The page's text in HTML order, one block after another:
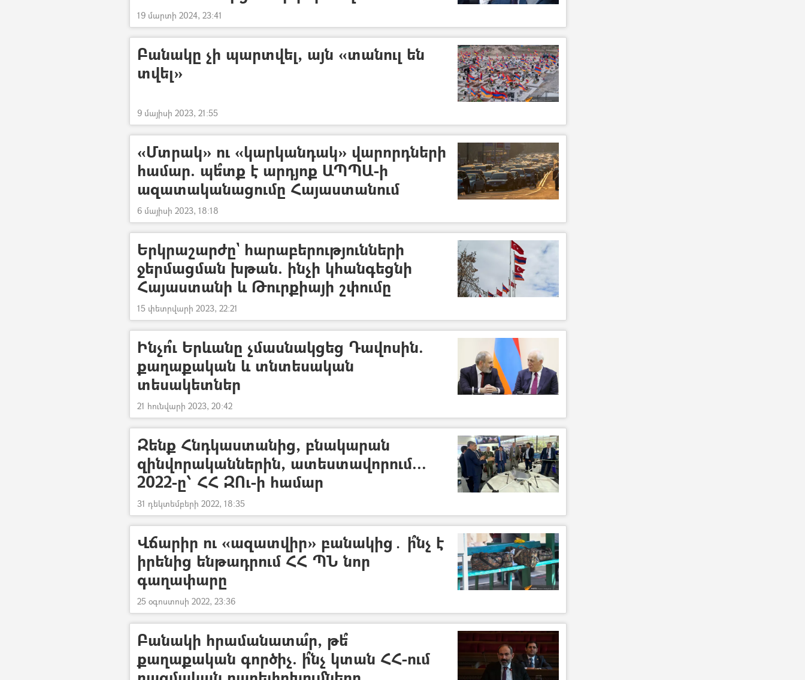
19 մարտի 2024, 23:41
Բանակը չի պարտվել, այն «տանուլ են
տվել»
9 մայիսի 2023, 21:55
«Մտրակ» ու «կարկանդակ» վարորդների
համար. պե՞տք է արդյոք ԱՊՊԱ-ի
ազատականացումը Հայաստանում
6 մայիսի 2023, 18:18
Երկրաշարժը` հարաբերությունների
ջերմացման խթան. ինչի կհանգեցնի
Հայաստանի և Թուրքիայի շփումը
15 փետրվարի 2023, 22:21
Ինչո՞ւ Երևանը չմասնակցեց Դավոսին.
քաղաքական և տնտեսական
տեսակետներ
21 հունվարի 2023, 20:42
Զենք Հնդկաստանից, բնակարան
զինվորականներին, ատեստավորում...
2022-ը՝ ՀՀ ԶՈւ-ի համար
31 դեկտեմբերի 2022, 18:35
Վճարիր ու «ազատվիր» բանակից․ ի՞նչ է
իրենից ենթադրում ՀՀ ՊՆ նոր
գաղափարը
25 օգոստոսի 2022, 23:36
Բանակի հրամանատա՞ր, թե՞
քաղաքական գործիչ. ի՞նչ կտան ՀՀ-ում